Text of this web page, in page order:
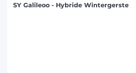
SY Galileoo - Hybride Wintergerste